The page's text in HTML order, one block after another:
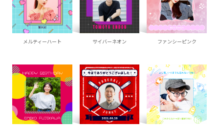
メルティーハート サイバーネオン ファンシーピンク